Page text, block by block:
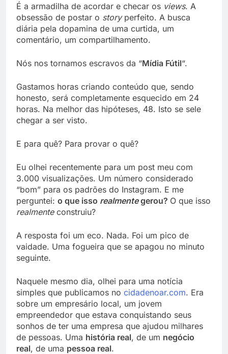
É a armadilha de acordar e checar os views. A
obsessão de postar o storyperfeito. A busca
diária pela dopamina de uma curtida, um
comentário, um compartilhamento.
Nós nos tornamos escravos da “Mídia Fútil“.
Gastamos horas criando conteúdo que, sendo
honesto, será completamente esquecido em 24
horas. Na melhor das hipóteses, 48. Isto se sele
chegar a ser visto.
E para quê? Para provar o quê?
Eu olhei recentemente para um post meu com
3.000 visualizações. Um número considerado
“bom” para os padrões do Instagram. E me
perguntei: o que isso realmentegerou? O que isso
realmenteconstruiu?
A resposta foi um eco. Nada. Foi um pico de
vaidade. Uma fogueira que se apagou no minuto
seguinte.
Naquele mesmo dia, olhei para uma notícia
simples que publicamos no cidadenoar.com. Era
sobre um empresário local, um jovem
empreendedor que estava conquistando seus
sonhos de ter uma empresa que ajudou milhares
de pessoas. Uma história real, de um negócio
real, de uma pessoa real.